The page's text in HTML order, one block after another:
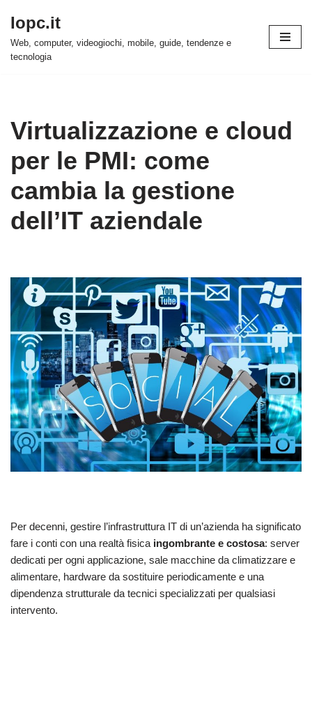
Vai
al
Iopc.it
Web, computer, videogiochi, mobile, guide, tendenze e
tecnologia
Virtualizzazione e cloud
per le PMI: come
cambia la gestione
dell’IT aziendale
Per decenni, gestire l’infrastruttura IT di un’azienda ha significato
fare i conti con una realtà fisica ingombrante e costosa: server
dedicati per ogni applicazione, sale macchine da climatizzare e
alimentare, hardware da sostituire periodicamente e una
dipendenza strutturale da tecnici specializzati per qualsiasi
intervento.